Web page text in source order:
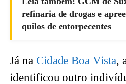
refinaria de drogas e
quilos de entorpecentes
Já na Cidade Boa Vista,
identificou outro